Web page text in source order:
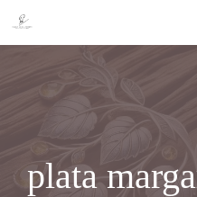
contenido
plata